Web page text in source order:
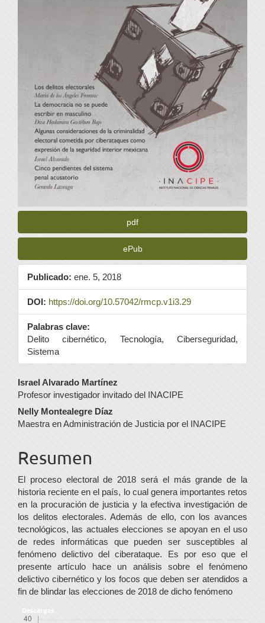
pdf
ePub
Publicado: ene. 5, 2018
DOI: https://doi.org/10.57042/rmcp.v1i3.29
Palabras clave:
Delito cibernético, Tecnología, Ciberseguridad,
Sistema
Contenido
principal
del
Israel Alvarado Martínez
Profesor investigador invitado del INACIPE
Nelly Montealegre Díaz
Maestra en Administración de Justicia por el INACIPE
Resumen
El proceso electoral de 2018 será el más grande de la
historia reciente en el país, lo cual genera importantes retos
en la procuración de justicia y la efectiva investigación de
los delitos electorales. Además de ello, con los avances
tecnológicos, las actuales elecciones se apoyan en el uso
de redes informáticas que pueden ser susceptibles al
fenómeno delictivo del ciberataque. Es por eso que el
presente artículo hace un análisis sobre el fenómeno
delictivo cibernético y los focos que deben ser atendidos a
fin de blindar las elecciones de 2018 de dicho fenómeno
Descargas